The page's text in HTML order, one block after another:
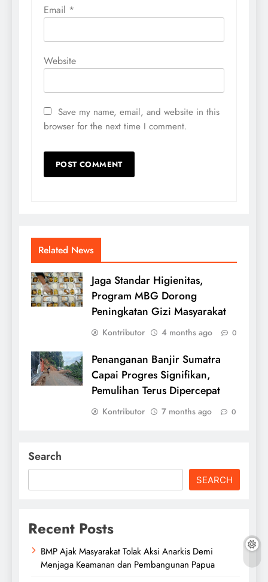
Email *
Website
Save my name, email, and website in this
browser for the next time I comment.
Related News
Jaga Standar Higienitas,
Program MBG Dorong
Peningkatan Gizi Masyarakat
Kontributor 4 months ago 0
Penanganan Banjir Sumatra
Capai Progres Signifikan,
Pemulihan Terus Dipercepat
Kontributor 7 months ago 0
Search
SEARCH
Recent Posts
BMP Ajak Masyarakat Tolak Aksi Anarkis Demi
Menjaga Keamanan dan Pembangunan Papua